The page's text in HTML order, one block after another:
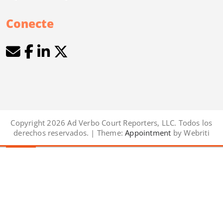
Conecte
Copyright 2026 Ad Verbo Court Reporters, LLC. Todos los
derechos reservados. | Theme: Appointment by Webriti